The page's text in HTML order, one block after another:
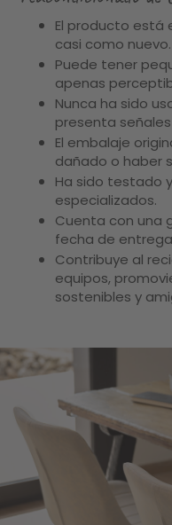
El producto está
casi como nuevo.
Puede tener
apenas
Nunca ha sido
presenta
El embalaje
dañado o haber
Ha sido testado
especializados.
Cuenta con una
fecha de
Contribuye al
equipos,
sostenibles y